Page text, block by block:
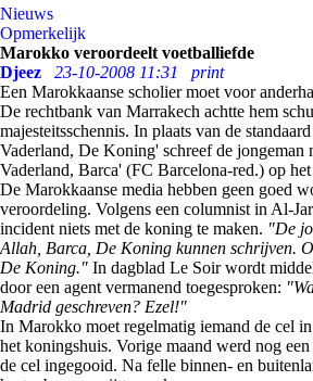
Nieuws
Opmerkelijk
Marokko veroordeelt voetballiefde
Djeez
23-10-2008 11:31
print
Een Marokkaanse scholier moet voor
De rechtbank van Marrakech achtte hem
majesteitsschennis. In plaats van de
Vaderland, De Koning' schreef de
Vaderland, Barca' (FC Barcelona-red.) op
De Marokkaanse media hebben geen goed
veroordeling. Volgens een columnist in Al-
incident niets met de koning te maken. "De
Allah, Barca, De Koning kunnen schrijven.
De Koning." In dagblad Le Soir wordt
door een agent vermanend toegesproken:
Madrid geschreven? Ezel!"
In Marokko moet regelmatig iemand de cel
het koningshuis. Vorige maand werd nog
de cel ingegooid. Na felle binnen- en